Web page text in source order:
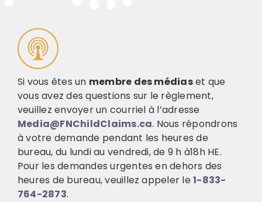
Si vous êtes un membre des médiaset que
vous avez des questions sur le règlement,
veuillez envoyer un courriel à l’adresse
Media@FNChildClaims.ca. Nous répondrons
à votre demande pendant les heures de
bureau, du lundi au vendredi,de 9 h à18h HE.
Pour les demandes urgentes en dehors des
heures de bureau, veuillez appeler le1-833-
764-2873.